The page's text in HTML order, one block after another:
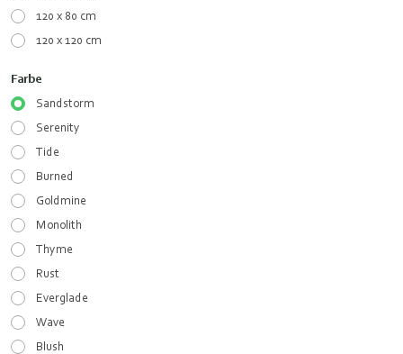
120 x 80 cm
120 x 120 cm
Farbe
Sandstorm
Serenity
Tide
Burned
Goldmine
Monolith
Thyme
Rust
Everglade
Wave
Blush